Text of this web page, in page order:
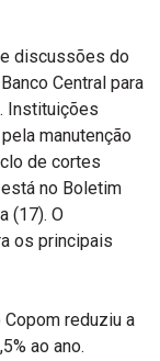
discussões do
Central para
Instituições
manutenção
de cortes
no Boletim
(17). O
os principais
Copom reduziu a
ao ano.